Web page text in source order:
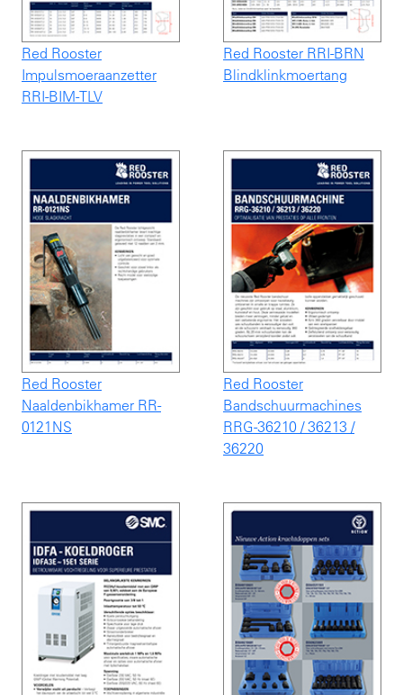
Red Rooster
Impulsmoeraanzetter
RRI-BIM-TLV
Red Rooster RRI-BRN
Blindklinkmoertang
Red Rooster
Naaldenbikhamer RR-
0121NS
Red Rooster
Bandschuurmachines
RRG-36210 / 36213 /
36220